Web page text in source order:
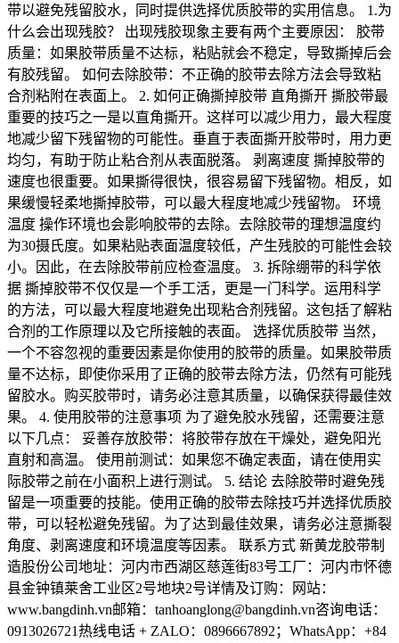
带以避免残留胶水，同时提供选择优质胶带的实用信息。 1.为
什么会出现残胶？ 出现残胶现象主要有两个主要原因： 胶带
质量：如果胶带质量不达标，粘贴就会不稳定，导致撕掉后会
有胶残留。 如何去除胶带：不正确的胶带去除方法会导致粘
合剂粘附在表面上。 2. 如何正确撕掉胶带 直角撕开 撕胶带最
重要的技巧之一是以直角撕开。这样可以减少用力，最大程度
地减少留下残留物的可能性。垂直于表面撕开胶带时，用力更
均匀，有助于防止粘合剂从表面脱落。 剥离速度 撕掉胶带的
速度也很重要。如果撕得很快，很容易留下残留物。相反，如
果缓慢轻柔地撕掉胶带，可以最大程度地减少残留物。 环境
温度 操作环境也会影响胶带的去除。去除胶带的理想温度约
为30摄氏度。如果粘贴表面温度较低，产生残胶的可能性会较
小。因此，在去除胶带前应检查温度。 3. 拆除绷带的科学依
据 撕掉胶带不仅仅是一个手工活，更是一门科学。运用科学
的方法，可以最大程度地避免出现粘合剂残留。这包括了解粘
合剂的工作原理以及它所接触的表面。 选择优质胶带 当然，
一个不容忽视的重要因素是你使用的胶带的质量。如果胶带质
量不达标，即使你采用了正确的胶带去除方法，仍然有可能残
留胶水。购买胶带时，请务必注意其质量，以确保获得最佳效
果。 4. 使用胶带的注意事项 为了避免胶水残留，还需要注意
以下几点： 妥善存放胶带：将胶带存放在干燥处，避免阳光
直射和高温。 使用前测试：如果您不确定表面，请在使用实
际胶带之前在小面积上进行测试。 5. 结论 去除胶带时避免残
留是一项重要的技能。使用正确的胶带去除技巧并选择优质胶
带，可以轻松避免残留。为了达到最佳效果，请务必注意撕裂
角度、剥离速度和环境温度等因素。 联系方式 新黄龙胶带制
造股份公司地址：河内市西湖区慈莲街83号工厂：河内市怀德
县金钟镇莱舍工业区2号地块2号详情及订购：网站：
www.bangdinh.vn邮箱：tanhoanglong@bangdinh.vn咨询电话：
0913026721热线电话 + ZALO：0896667892；WhatsApp：+84